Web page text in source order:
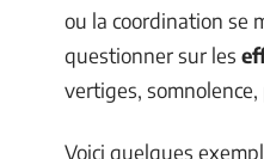
ou la coordination se
questionner sur les
vertiges,
Voici quelques